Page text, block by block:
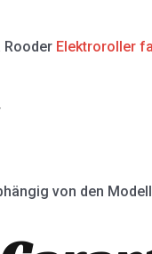
Rooder Elektroroller
von den